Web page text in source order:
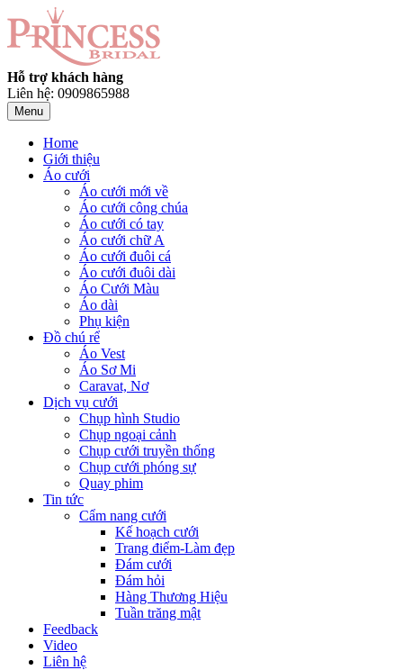
Hỗ trợ khách hàng
Liên hệ: 0909865988
Menu
Home
Giới thiệu
Áo cưới
Áo cưới mới về
Áo cưới công chúa
Áo cưới có tay
Áo cưới chữ A
Áo cưới đuôi cá
Áo cưới đuôi dài
Áo Cưới Màu
Áo dài
Phụ kiện
Đồ chú rể
Áo Vest
Áo Sơ Mi
Caravat, Nơ
Dịch vụ cưới
Chụp hình Studio
Chụp ngoại cảnh
Chụp cưới truyền thống
Chụp cưới phóng sự
Quay phim
Tin tức
Cẩm nang cưới
Kế hoạch cưới
Trang điểm-Làm đẹp
Đám cưới
Đám hỏi
Hàng Thương Hiệu
Tuần trăng mật
Feedback
Video
Liên hệ